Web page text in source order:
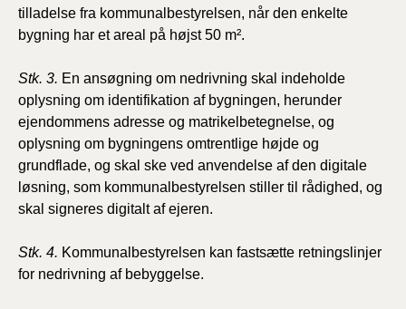
tilladelse fra kommunalbestyrelsen, når den enkelte
bygning har et areal på højst 50 m².
Stk. 3. En ansøgning om nedrivning skal indeholde
oplysning om identifikation af bygningen, herunder
ejendommens adresse og matrikelbetegnelse, og
oplysning om bygningens omtrentlige højde og
grundflade, og skal ske ved anvendelse af den digitale
løsning, som kommunalbestyrelsen stiller til rådighed, og
skal signeres digitalt af ejeren.
Stk. 4. Kommunalbestyrelsen kan fastsætte retningslinjer
for nedrivning af bebyggelse.